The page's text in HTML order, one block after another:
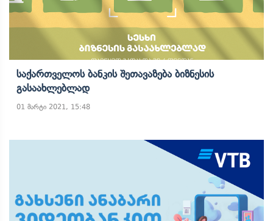
Საქართველოს Ბანკის Შეთავაზება Ბიზნესის
Გასაახლებლად
01 მარტი 2021, 15:48